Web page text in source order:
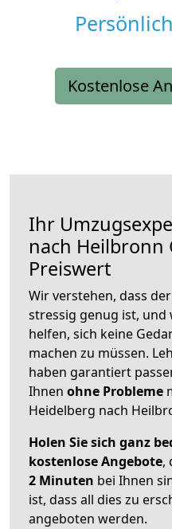
Kostenlose
Ihr
nach Heilbronn
Preiswert
Wir verstehen, dass
stressig genug ist, und
helfen, sich keine
machen zu müssen.
haben garantiert
Ihnen ohne Probleme
Heidelberg nach
Holen Sie sich ganz
kostenlose Angebote,
2 Minuten bei Ihnen
ist, dass all dies zu
angeboten werden.